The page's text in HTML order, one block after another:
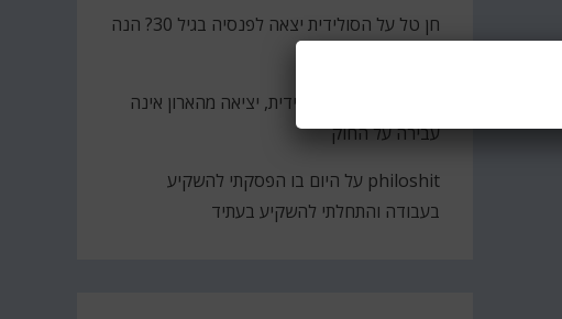
חן טל על
הסולידית יצאה לפנסיה בגיל 30? הנה
גבירתי הסולידית, יציאה מהארון אינה
עבירה על החוק
philoshit על היום בו הפסקתי להשקיע
בעבודה והתחלתי להשקיע בעתיד